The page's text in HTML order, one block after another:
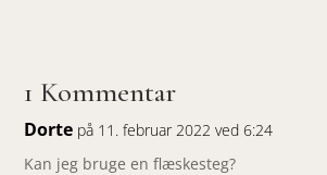
1 Kommentar
Dorte på 11. februar 2022 ved 6:24
Kan jeg bruge en flæskesteg?